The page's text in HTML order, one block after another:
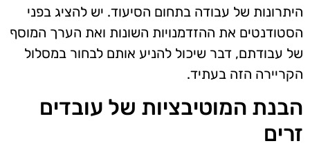
היתרונות של עבודה בתחום הסיעוד. יש להציג בפני
הסטודנטים את ההזדמנויות השונות ואת הערך המוסף
של עבודתם, דבר שיכול להניע אותם לבחור במסלול
הקריירה הזה בעתיד.
הבנת המוטיבציות של עובדים
זרים